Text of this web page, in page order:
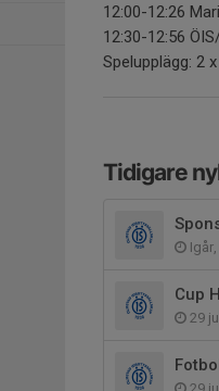
12:00-12:26
12:30-12:56
Spelupplägg: 2
Tidigare
Cup
29